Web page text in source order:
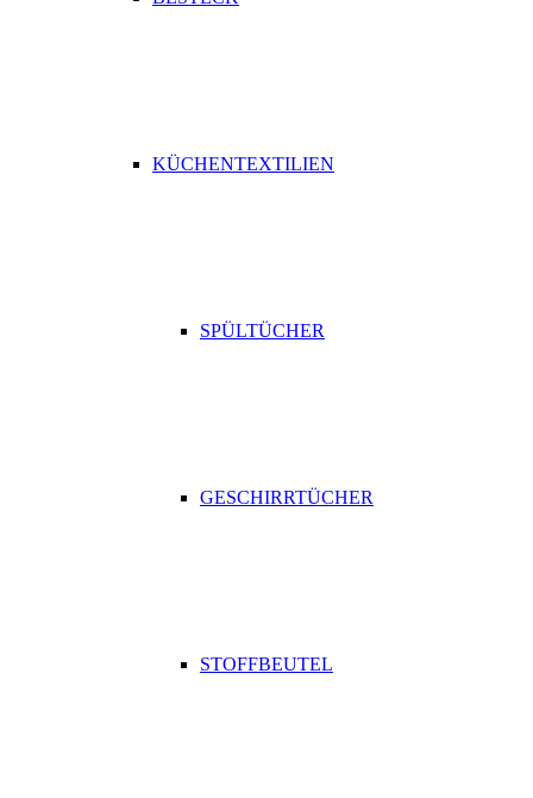
KÜCHENTEXTILIEN
SPÜLTÜCHER
GESCHIRRTÜCHER
STOFFBEUTEL